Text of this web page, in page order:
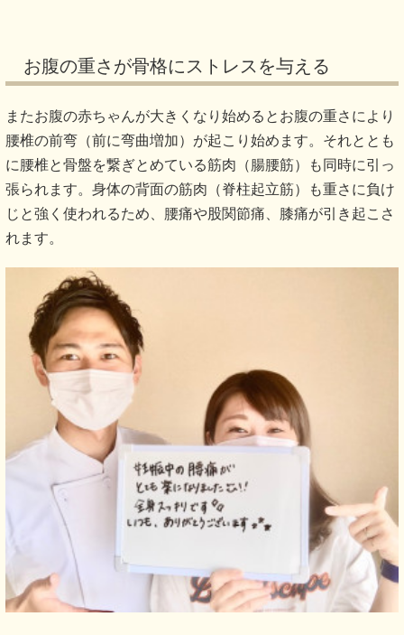
お腹の重さが骨格にストレスを与える
またお腹の赤ちゃんが大きくなり始めるとお腹の重さにより
腰椎の前弯（前に弯曲増加）が起こり始めます。それととも
に腰椎と骨盤を繋ぎとめている筋肉（腸腰筋）も同時に引っ
張られます。身体の背面の筋肉（脊柱起立筋）も重さに負け
じと強く使われるため、腰痛や股関節痛、膝痛が引き起こさ
れます。